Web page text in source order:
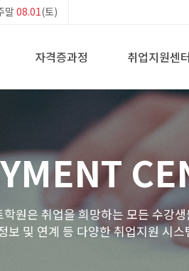
말08.01(토)
자격증과정 취업지원센터
원은 취업을 희망하는 모든 수강생
보 및 연계 등 다양한 취업지원 시